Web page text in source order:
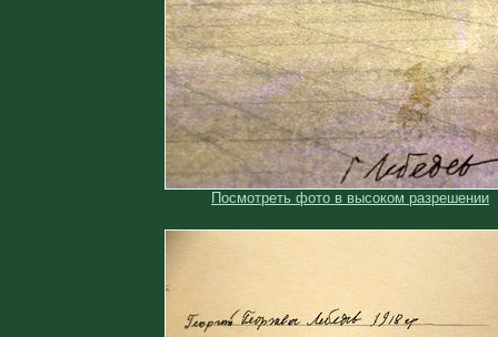
Посмотреть фото в высоком разрешении